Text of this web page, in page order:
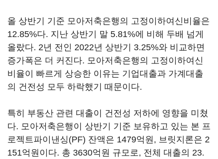
올 상반기 기준 모아저축은행의 고정이하여신비율은
12.85%다. 지난 상반기 말 5.81%에 비해 두배 넘게
올랐다. 2년 전인 2022년 상반기 3.25%와 비교하면
증가폭은 더 커진다. 모아저축은행의 고정이하여신
비율이 빠르게 상승한 이유는 기업대출과 가계대출
의 건전성 모두 하락했기 때문이다.
특히 부동산 관련 대출이 건전성 저하에 영향을 미쳤
다. 모아저축은행이 상반기 기준 보유하고 있는 본 프
로젝트파이낸싱(PF) 잔액은 1479억원, 브릿지론은 2
151억원이다. 총 3630억원 규모로, 전체 대출의 23.